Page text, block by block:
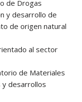
de Drogas
y desarrollo de
de origen natural
al sector
de Materiales
y desarrollos